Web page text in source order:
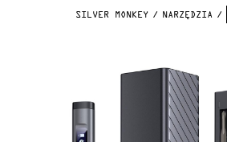
SILVER MONKEY NARZĘDZIA